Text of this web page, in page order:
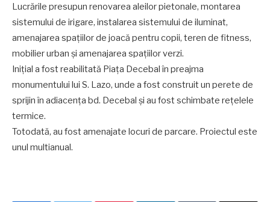
Lucrările presupun renovarea aleilor pietonale, montarea
sistemului de irigare, instalarea sistemului de iluminat,
amenajarea spațiilor de joacă pentru copii, teren de fitness,
mobilier urban și amenajarea spațiilor verzi.
Iniţial a fost reabilitată Piața Decebal în preajma
monumentului lui S. Lazo, unde a fost construit un perete de
sprijin în adiacența bd. Decebal şi au fost schimbate reţelele
termice.
Totodată, au fost amenajate locuri de parcare. Proiectul este
unul multianual.